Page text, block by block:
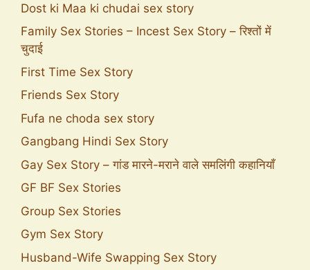
Dost ki Maa ki chudai sex story
Family Sex Stories – Incest Sex Story – रिश्तों में
चुदाई
First Time Sex Story
Friends Sex Story
Fufa ne choda sex story
Gangbang Hindi Sex Story
Gay Sex Story – गांड मारने-मराने वाले समलिंगी कहानियाँ
GF BF Sex Stories
Group Sex Stories
Gym Sex Story
Husband-Wife Swapping Sex Story